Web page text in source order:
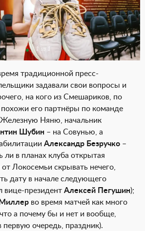
1 из 1
традиционной пресс-
задавали свои вопросы и
на кого из Смешариков, по
, похожи его партнёры по команде
Железную Няню, начальник
Шубин – на Совунью, а
Александр Безручко –
ли в планах клуба открытая
Локосемьи скрывать нечего,
дату в начале следующего
вице-президент Алексей Пегушин);
Миллер во время матчей как много
а почему бы и нет и вообще,
первую очередь, праздник).